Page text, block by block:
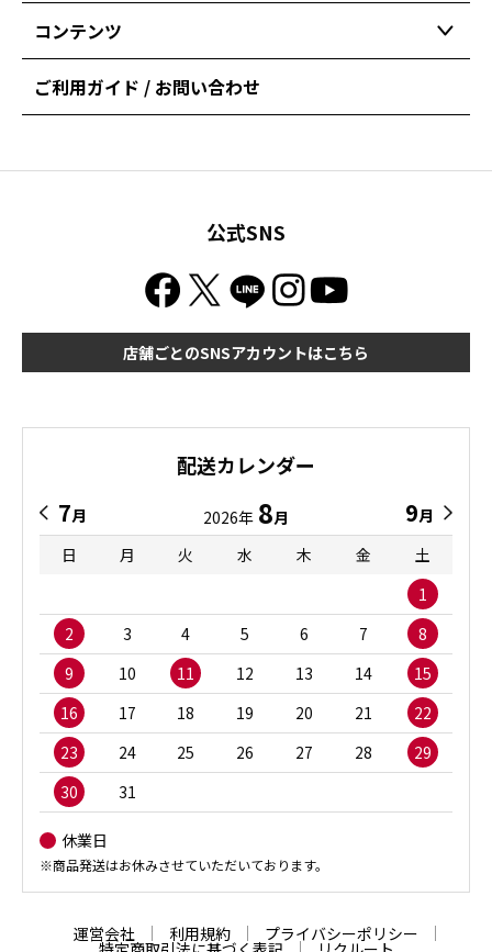
コンテンツ
ご利用ガイド / お問い合わせ
公式SNS
店舗ごとのSNSアカウントはこちら
配送カレンダー
7月 2026年 8月 9月
日
月 火 水 木 金
土
1
2
3 4 5 6 7
8
9
10 11 12 13 14
15
16
17 18 19 20 21
22
23
24 25 26 27 28
29
30
31
休業日
※商品発送はお休みさせていただいております。
運営会社 利用規約 プライバシーポリシー